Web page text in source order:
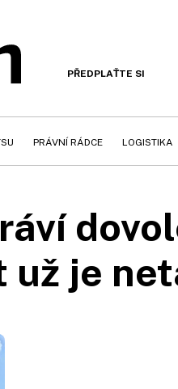
PŘEDPLAŤTE SI
PRÁVNÍ RÁDCE LOGISTIKA
už je